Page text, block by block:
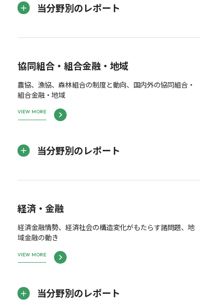
当分野別のレポート
協同組合・組合金融・地域
農協、漁協、森林組合の制度と動向、国内外の協同組合・
組合金融・地域
VIEW MORE
当分野別のレポート
経済・金融
経済金融情勢、経済社会の構造変化がもたらす諸問題、地
域金融の動き
VIEW MORE
当分野別のレポート